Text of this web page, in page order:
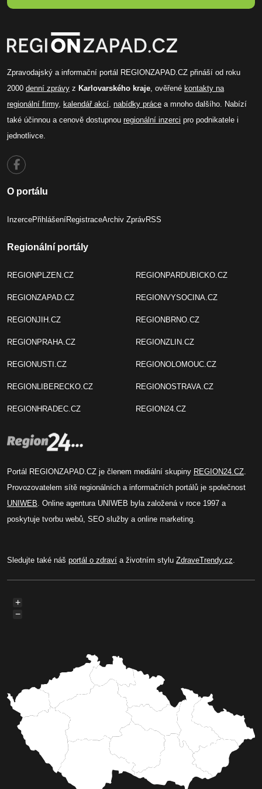
Zpravodajský a informační portál REGIONZAPAD.CZ přináší od roku
2000 denní zprávy z Karlovarského kraje, ověřené kontakty na
regionální firmy, kalendář akcí, nabídky práce a mnoho dalšího. Nabízí
také účinnou a cenově dostupnou regionální inzerci pro podnikatele i
jednotlivce.
O portálu
InzercePřihlášeníRegistraceArchiv ZprávRSS
Regionální portály
REGIONPLZEN.CZ
REGIONZAPAD.CZ
REGIONJIH.CZ
REGIONPRAHA.CZ
REGIONUSTI.CZ
REGIONLIBERECKO.CZ
REGIONHRADEC.CZ
REGIONPARDUBICKO.CZ
REGIONVYSOCINA.CZ
REGIONBRNO.CZ
REGIONZLIN.CZ
REGIONOLOMOUC.CZ
REGIONOSTRAVA.CZ
REGION24.CZ
Portál REGIONZAPAD.CZ je členem mediální skupiny REGION24.CZ.
Provozovatelem sítě regionálních a informačních portálů je společnost
UNIWEB. Online agentura UNIWEB byla založená v roce 1997 a
poskytuje tvorbu webů, SEO služby a online marketing.
Sledujte také náš portál o zdraví a životním stylu ZdraveTrendy.cz.
+
−